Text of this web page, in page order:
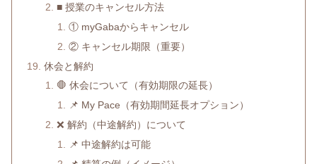
■ 授業のキャンセル方法
① myGabaからキャンセル
② キャンセル期限（重要）
休会と解約
🛑 休会について（有効期限の延長）
📌 My Pace（有効期間延長オプション）
❌ 解約（中途解約）について
📌 中途解約は可能